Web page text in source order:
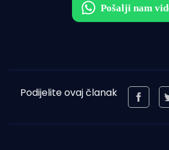
Podijelite ovaj članak